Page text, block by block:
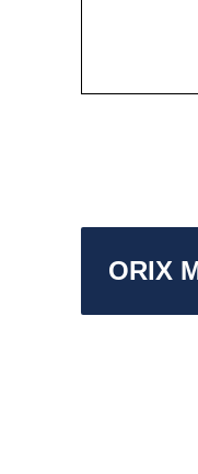
ORIX